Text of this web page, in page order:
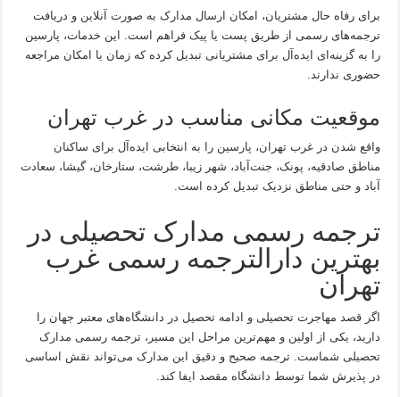
برای رفاه حال مشتریان، امکان ارسال مدارک به صورت آنلاین و دریافت
ترجمه‌های رسمی از طریق پست یا پیک فراهم است. این خدمات، پارسین
را به گزینه‌ای ایده‌آل برای مشتریانی تبدیل کرده که زمان یا امکان مراجعه
حضوری ندارند.
موقعیت مکانی مناسب در غرب تهران
واقع شدن در غرب تهران، پارسین را به انتخابی ایده‌آل برای ساکنان
مناطق صادقیه، پونک، جنت‌آباد، شهر زیبا، طرشت، ستارخان، گیشا، سعادت
آباد و حتی مناطق نزدیک تبدیل کرده است.
ترجمه رسمی مدارک تحصیلی در
بهترین دارالترجمه رسمی غرب
تهران
اگر قصد مهاجرت تحصیلی و ادامه تحصیل در دانشگاه‌های معتبر جهان را
دارید، یکی از اولین و مهم‌ترین مراحل این مسیر، ترجمه رسمی مدارک
تحصیلی شماست. ترجمه صحیح و دقیق این مدارک می‌تواند نقش اساسی
در پذیرش شما توسط دانشگاه مقصد ایفا کند.